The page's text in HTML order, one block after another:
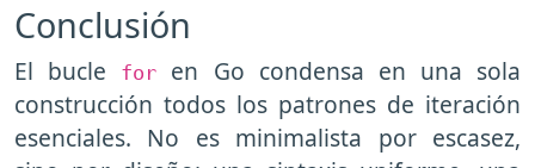
Conclusión
El bucle for
en Go condensa en una sola
construcción todos los patrones de iteración
esenciales. No es minimalista por escasez,